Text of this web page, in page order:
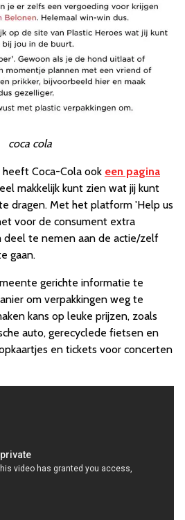
coca cola
Coca-Cola ook een pagina
makkelijk kunt zien wat jij kunt
dragen. Met het platform 'Help us
voor de consument extra
deel te nemen aan de actie/zelf
gaan.
gerichte informatie te
om verpakkingen weg te
kans op leuke prijzen, zoals
auto, gerecyclede fietsen en
en tickets voor concerten